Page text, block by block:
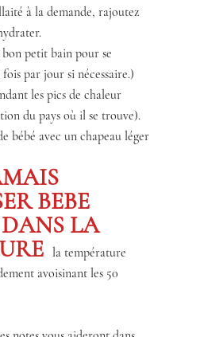
à la demande, rajoutez
petit bain pour se
par jour si nécessaire.)
les pics de chaleur
du pays où il se trouve).
bébé avec un chapeau léger
BEBE
DANS LA
la température
avoisinant les 50